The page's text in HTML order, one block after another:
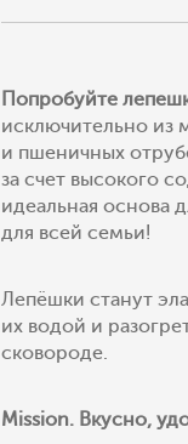
Попробуйте
исключительно из
и пшеничных
за счет высокого
идеальная основа
для всей семьи!
Лепёшки станут
их водой и
сковороде.
Mission. Вкусно,